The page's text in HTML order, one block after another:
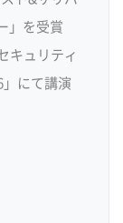
」を受賞
キュリティ
」にて講演